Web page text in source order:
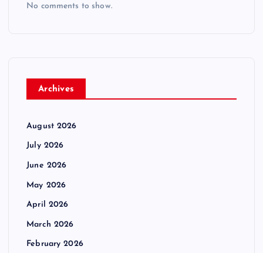
No comments to show.
Archives
August 2026
July 2026
June 2026
May 2026
April 2026
March 2026
February 2026